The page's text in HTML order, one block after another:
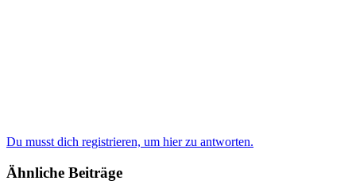
Du musst dich registrieren, um hier zu antworten.
Ähnliche Beiträge